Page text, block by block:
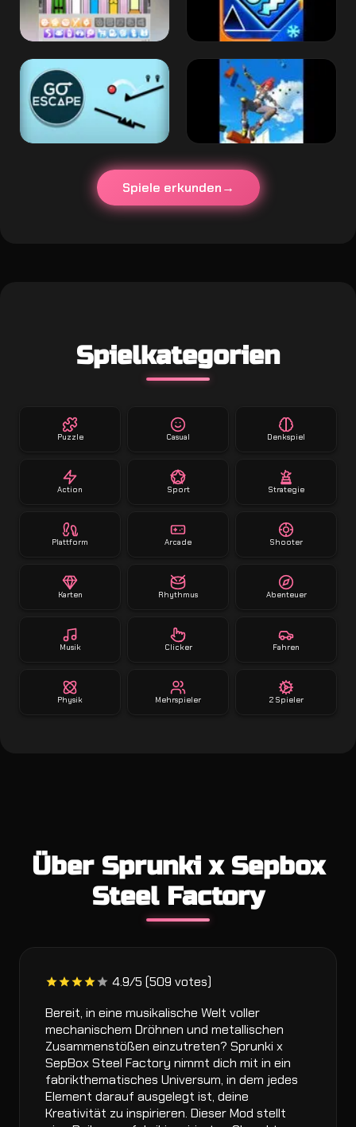
Spiele erkunden
Spielkategorien
Puzzle Casual Denkspiel
Action Sport Strategie
Plattform Arcade Shooter
Karten Rhythmus Abenteuer
Musik Clicker Fahren
Physik Mehrspieler 2 Spieler
Über Sprunki x Sepbox
Steel Factory
4.9/5 (509 votes)
Bereit, in eine musikalische Welt voller
mechanischem Dröhnen und metallischen
Zusammenstößen einzutreten? Sprunki x
SepBox Steel Factory nimmt dich mit in ein
fabrikthematisches Universum, in dem jedes
Element darauf ausgelegt ist, deine
Kreativität zu inspirieren. Dieser Mod stellt